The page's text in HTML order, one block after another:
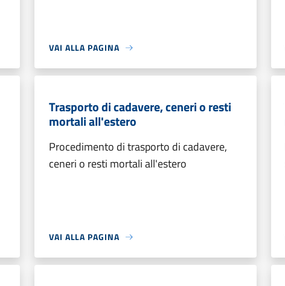
VAI ALLA PAGINA
Trasporto di cadavere, ceneri o resti
mortali all'estero
Procedimento di trasporto di cadavere,
ceneri o resti mortali all'estero
VAI ALLA PAGINA